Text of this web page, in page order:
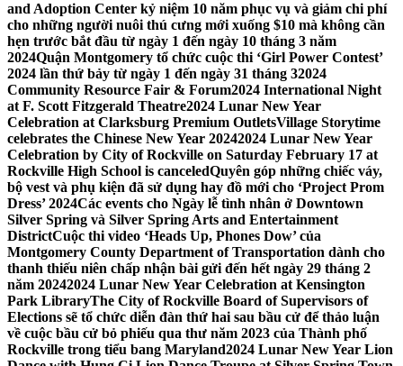
and Adoption Center kỷ niệm 10 năm phục vụ và giảm chi phí
cho những người nuôi thú cưng mới xuống $10 mà không cần
hẹn trước bắt đầu từ ngày 1 đến ngày 10 tháng 3 năm
2024Quận Montgomery tổ chức cuộc thi ‘Girl Power Contest’
2024 lần thứ bảy từ ngày 1 đến ngày 31 tháng 32024
Community Resource Fair & Forum2024 International Night
at F. Scott Fitzgerald Theatre2024 Lunar New Year
Celebration at Clarksburg Premium OutletsVillage Storytime
celebrates the Chinese New Year 20242024 Lunar New Year
Celebration by City of Rockville on Saturday February 17 at
Rockville High School is canceledQuyên góp những chiếc váy,
bộ vest và phụ kiện đã sử dụng hay đồ mới cho ‘Project Prom
Dress’ 2024Các events cho Ngày lễ tình nhân ở Downtown
Silver Spring và Silver Spring Arts and Entertainment
DistrictCuộc thi video ‘Heads Up, Phones Dow’ của
Montgomery County Department of Transportation dành cho
thanh thiếu niên chấp nhận bài gửi đến hết ngày 29 tháng 2
năm 20242024 Lunar New Year Celebration at Kensington
Park LibraryThe City of Rockville Board of Supervisors of
Elections sẽ tổ chức diễn đàn thứ hai sau bầu cử để thảo luận
về cuộc bầu cử bỏ phiếu qua thư năm 2023 của Thành phố
Rockville trong tiểu bang Maryland2024 Lunar New Year Lion